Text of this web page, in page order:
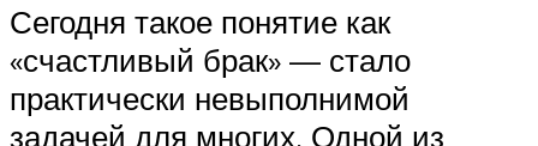
Сегодня такое понятие как
«счастливый брак» — стало
практически невыполнимой
задачей для многих. Одной из